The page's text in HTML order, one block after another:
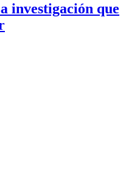
investigación que